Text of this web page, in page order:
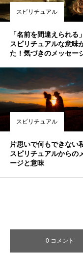
スピリチュアル
「名前を間違えられる
スピリチュアルな意味
た！気づきのメッセー
スピリチュアル
片思いで何もできない
スピリチュアルからの
ージと意味
0 コメント